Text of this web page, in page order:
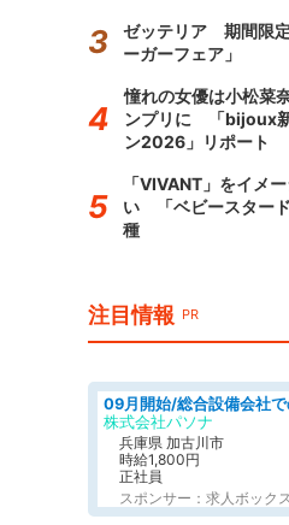
ゼッテリア 期間限
ーガーフェア」
憧れの女優は小松菜
ンプリに 「bijoux
ン2026」リポート
「VIVANT」をイメ
い 「ベビースター
種
注目情報 PR
株式会社パソナ
兵庫県 加古川市
時給1,800円
正社員
スポンサー：求人ボックス